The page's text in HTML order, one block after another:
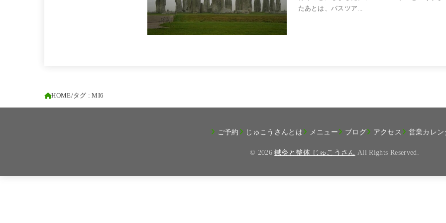
たあとは、バスツア...
HOME タグ : MI6
ご予約 じゅこうさんとは メニュー ブログ アクセス 営業カレン
© 2026鍼灸と整体 じゅこうさん All Rights Reserved.